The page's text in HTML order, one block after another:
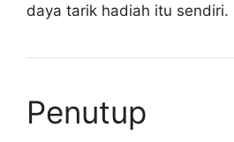
daya tarik hadiah itu sendiri.
Penutup